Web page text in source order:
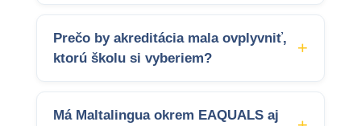
Prečo by akreditácia mala ovplyvniť,
ktorú školu si vyberiem?
Má Maltalingua okrem EAQUALS aj